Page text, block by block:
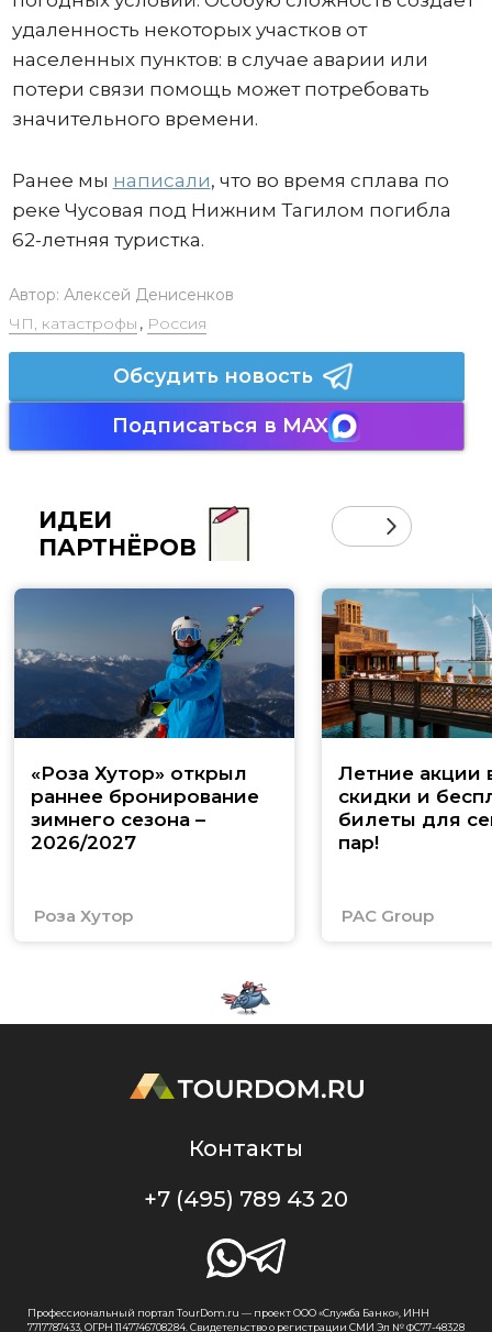
удаленность некоторых участков от
населенных пунктов: в случае аварии или
потери связи помощь может потребовать
значительного времени.
Ранее мы написали, что во время сплава по
реке Чусовая под Нижним Тагилом погибла
62-летняя туристка.
Автор: Алексей Денисенков
ЧП, катастрофы , Россия
Обсудить новость
Подписаться в MAX
ИДЕИ
ПАРТНЁРОВ
«Роза Хутор» открыл
раннее бронирование
зимнего сезона –
2026/2027
Роза Хутор
Летние акции
скидки и
билеты для
пар!
PAC Group
Контакты
+7 (495) 789 43 20
Профессиональный портал TourDom.ru — проект ООО «Служба Банко», ИНН
7717787433, ОГРН 1147746708284. Свидетельство о регистрации СМИ Эл № ФС77-48328